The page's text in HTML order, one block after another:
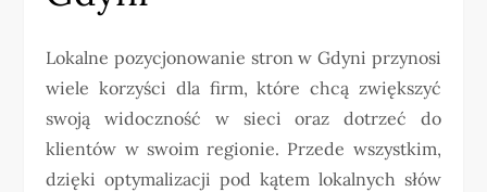
Lokalne pozycjonowanie stron w Gdyni przynosi
wiele korzyści dla firm, które chcą zwiększyć
swoją widoczność w sieci oraz dotrzeć do
klientów w swoim regionie. Przede wszystkim,
dzięki optymalizacji pod kątem lokalnych słów